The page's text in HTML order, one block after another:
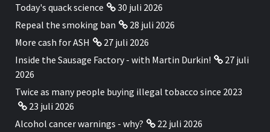
Today's quack science
30 juli 2026
Repeal the smoking ban
28 juli 2026
More cash for ASH
27 juli 2026
Inside the Sausage Factory - with Martin Durkin!
27 juli
2026
Twice as many people buying illegal tobacco since 2023
23 juli 2026
Alcohol cancer warnings - why?
22 juli 2026